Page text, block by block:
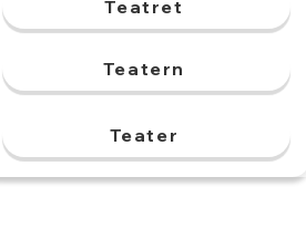
Teatret
Teatern
Teater